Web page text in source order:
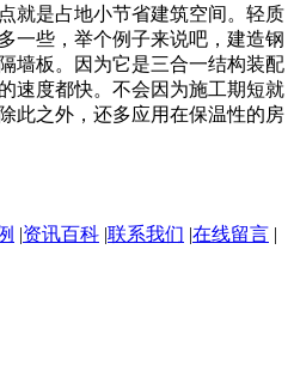
就是占地小节省建筑空间。轻质
一些，举个例子来说吧，建造钢
墙板。因为它是三合一结构装配
速度都快。不会因为施工期短就
此之外，还多应用在保温性的房
|资讯百科 |联系我们 |在线留言 |